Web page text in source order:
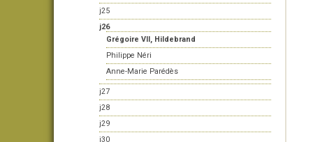
j25
j26
Grégoire VII, Hildebrand
Philippe Néri
Anne-Marie Parédès
j27
j28
j29
j30